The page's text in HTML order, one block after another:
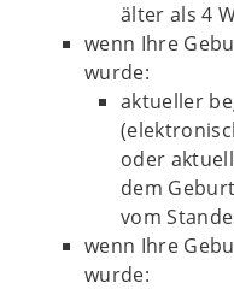
älter als 4
wenn Ihre
wurde:
aktueller
oder
dem
vom
wenn Ihre
wurde: